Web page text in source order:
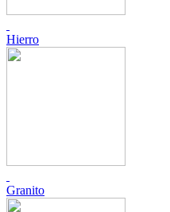
Hierro
Granito